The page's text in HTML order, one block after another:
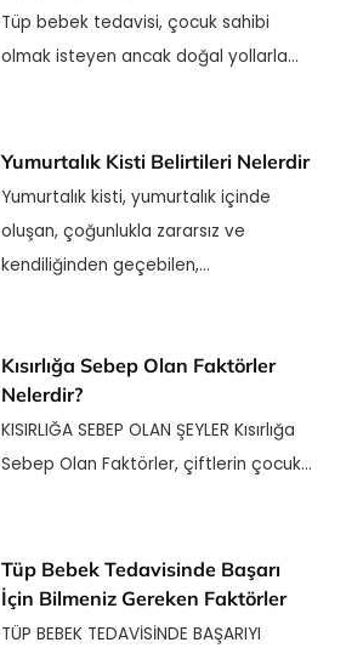
Tüp bebek tedavisi, çocuk sahibi
olmak isteyen ancak doğal yollarla…
Yumurtalık Kisti Belirtileri Nelerdir
Yumurtalık kisti, yumurtalık içinde
oluşan, çoğunlukla zararsız ve
kendiliğinden geçebilen,…
Kısırlığa Sebep Olan Faktörler
Nelerdir?
KISIRLIĞA SEBEP OLAN ŞEYLER Kısırlığa
Sebep Olan Faktörler, çiftlerin çocuk…
Tüp Bebek Tedavisinde Başarı
İçin Bilmeniz Gereken Faktörler
TÜP BEBEK TEDAVİSİNDE BAŞARIYI